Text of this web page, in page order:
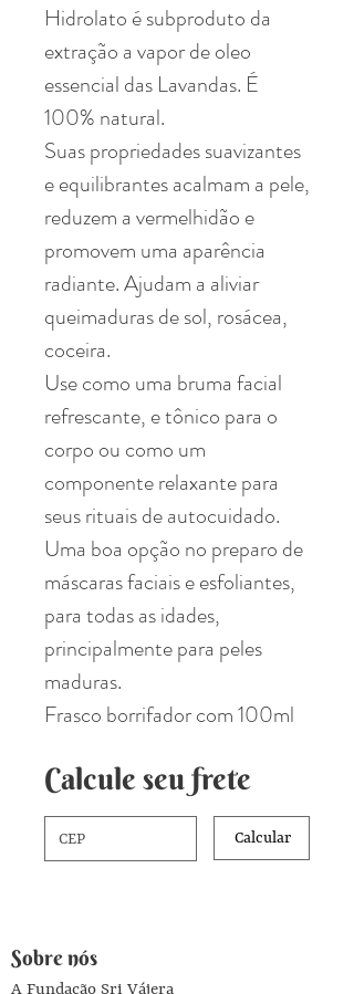
Hidrolato é subproduto da
extração a vapor de oleo
essencial das Lavandas. É
100% natural.
Suas propriedades suavizantes
e equilibrantes acalmam a pele,
reduzem a vermelhidão e
promovem uma aparência
radiante. Ajudam a aliviar
queimaduras de sol, rosácea,
coceira.
Use como uma bruma facial
refrescante, e tônico para o
corpo ou como um
componente relaxante para
seus rituais de autocuidado.
Uma boa opção no preparo de
máscaras faciais e esfoliantes,
para todas as idades,
principalmente para peles
maduras.
Frasco borrifador com 100ml
Calcule seu frete
Calcular
Sobre nós